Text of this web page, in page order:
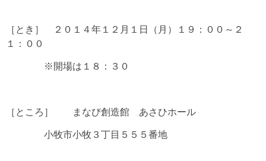
［とき］ ２０１４年１２月１日（月）１９：００～２
１：００
※開場は１８：３０
［ところ］ まなび創造館 あさひホール
小牧市小牧３丁目５５５番地